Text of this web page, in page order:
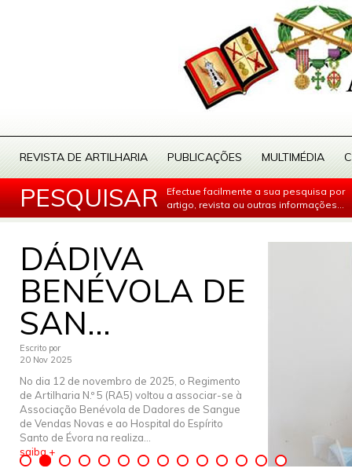
REVISTA DE ARTILHARIA PUBLICAÇÕES MULTIMÉDIA
PESQUISAR
Efectue facilmente a sua pesquisa por
artigo, revista ou outras informações...
DÁDIVA
BENÉVOLA DE
SAN...
Escrito por
20 Nov 2025
No dia 12 de novembro de 2025, o Regimento
de Artilharia N.º 5 (RA5) voltou a associar-se à
Associação Benévola de Dadores de Sangue
de Vendas Novas e ao Hospital do Espírito
Santo de Évora na realiza...
saiba +